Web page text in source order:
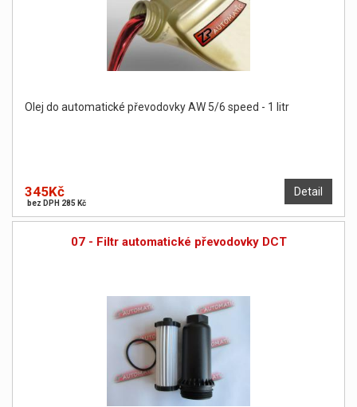
Olej do automatické převodovky AW 5/6 speed - 1 litr
Detail
345Kč
bez DPH 285 Kč
07 - Filtr automatické převodovky DCT